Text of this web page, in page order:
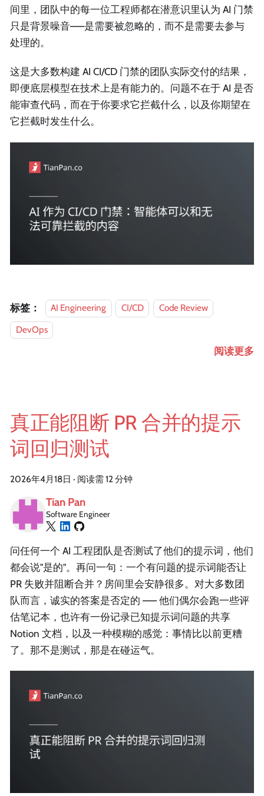
间里，团队中的每一位工程师都在潜意识里认为 AI 门禁
只是背景噪音——是需要被忽略的，而不是需要去参与
处理的。
这是大多数构建 AI CI/CD 门禁的团队实际交付的结果，
即便底层模型在技术上是有能力的。问题不在于 AI 是否
能审查代码，而在于你要求它拦截什么，以及你期望在
它拦截时发生什么。
标签： AI Engineering CI/CD
Code Review
DevOps
阅读更多
真正能阻断 PR 合并的提示
词回归测试
2026年4月18日 · 阅读需 12 分钟
Tian Pan
Software Engineer
问任何一个 AI 工程团队是否测试了他们的提示词，他们
都会说"是的"。再问一句：一个有问题的提示词能否让
PR 失败并阻断合并？房间里会安静很多。对大多数团
队而言，诚实的答案是否定的 —— 他们偶尔会跑一些评
估笔记本，也许有一份记录已知提示词问题的共享
Notion 文档，以及一种模糊的感觉：事情比以前更糟
了。那不是测试，那是在碰运气。